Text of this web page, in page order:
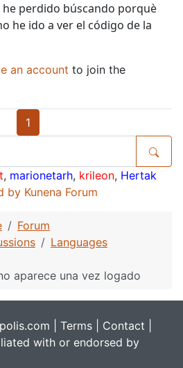
he perdido búscando porquè
he ido a ver el código de la
an account to join the
1
, marionetarh, krileon, Hertak
by Kunena Forum
Forum
Languages
aparece una vez logado
| Terms Contact
with or endorsed by